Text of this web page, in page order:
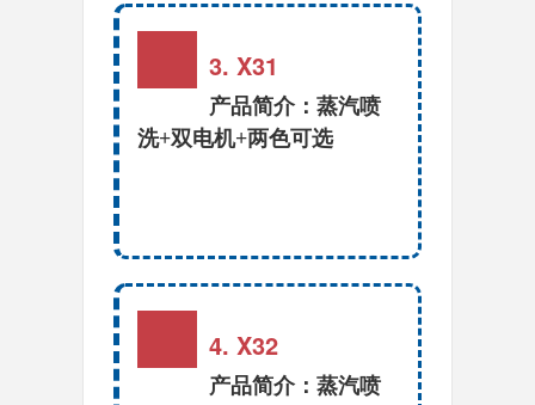
3. X31
产品简介：蒸汽喷
洗+双电机+两色可选
4. X32
产品简介：蒸汽喷